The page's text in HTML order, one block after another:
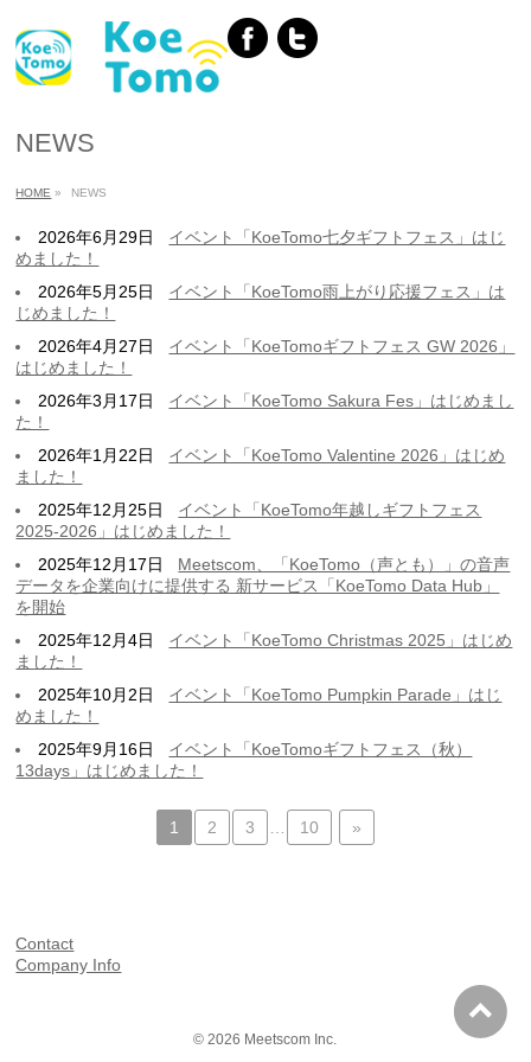
NEWS
HOME » NEWS
2026年6月29日
イベント「KoeTomo七夕ギフトフェス」はじ
めました！
2026年5月25日
イベント「KoeTomo雨上がり応援フェス」は
じめました！
2026年4月27日
イベント「KoeTomoギフトフェス GW 2026」
はじめました！
2026年3月17日
イベント「KoeTomo Sakura Fes」はじめまし
た！
2026年1月22日
イベント「KoeTomo Valentine 2026」はじめ
ました！
2025年12月25日
イベント「KoeTomo年越しギフトフェス
2025-2026」はじめました！
2025年12月17日
Meetscom、「KoeTomo（声とも）」の音声
データを企業向けに提供する 新サービス「KoeTomo Data Hub」
を開始
2025年12月4日
イベント「KoeTomo Christmas 2025」はじめ
ました！
2025年10月2日
イベント「KoeTomo Pumpkin Parade」はじ
めました！
2025年9月16日
イベント「KoeTomoギフトフェス（秋）
13days」はじめました！
1 2 3 10 »
Contact
Company Info
© 2026 Meetscom Inc.